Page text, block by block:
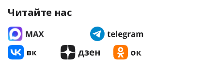
Читайте нас